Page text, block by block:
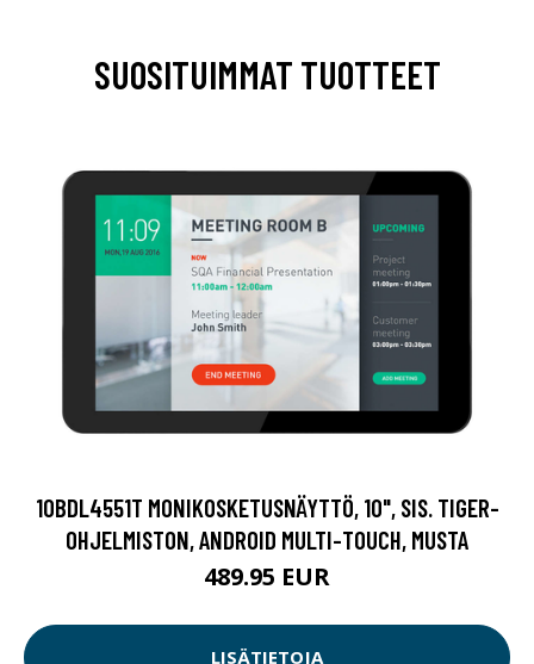
SUOSITUIMMAT TUOTTEET
10BDL4551T MONIKOSKETUSNÄYTTÖ, 10", SIS. TIGER-
OHJELMISTON, ANDROID MULTI-TOUCH, MUSTA
489.95 EUR
LISÄTIETOJA